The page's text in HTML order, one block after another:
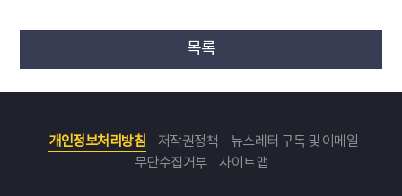
목록
개인정보처리방침 저작권정책
뉴스레터 구독 및 이메일
무단수집거부
사이트맵